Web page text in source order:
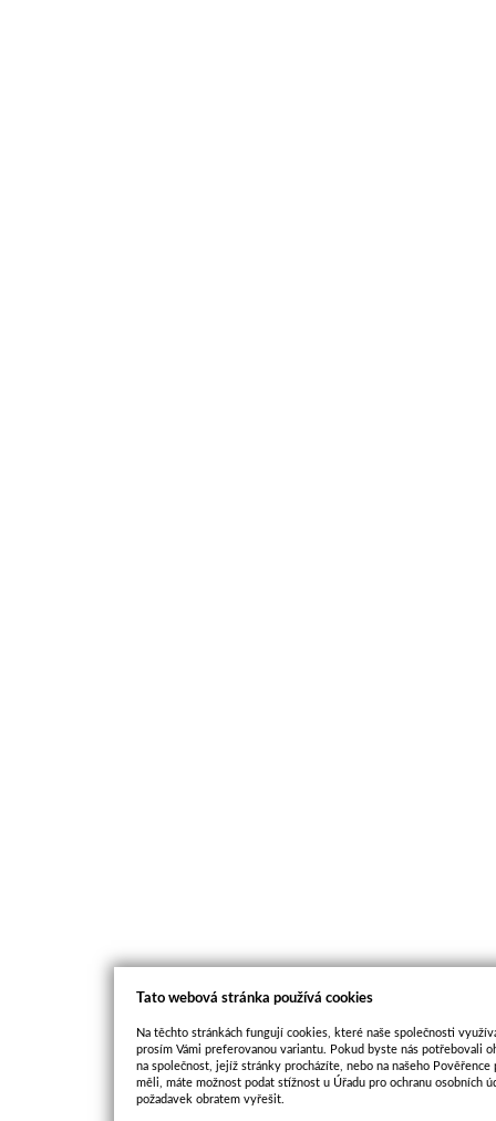
Tato webová stránka používá cookies
Na těchto stránkách fungují cookies, které naše společnosti
prosím Vámi preferovanou variantu. Pokud byste nás potřebovali
na společnost, jejíž stránky procházíte, nebo na našeho
měli, máte možnost podat stížnost u Úřadu pro ochranu osobních
požadavek obratem vyřešit.